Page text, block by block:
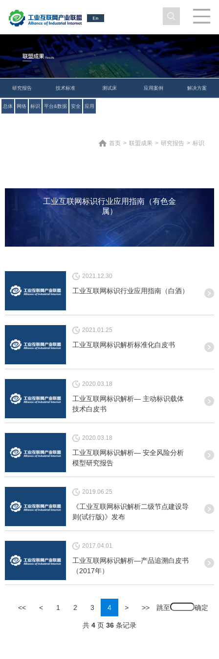
研究报告
总体 网络 标识 平台&数据 安全 应用
技术标准 测试床 应用案例 解决方案
首页 > 联盟成果 > 研究报告 > 标识
工业互联网标识行业应用指南（有色金
属）
2021.12.30
工业互联网标识行业应用指南（白酒）
2021.01.25
工业互联网标识解析标准化白皮书
2020.03.18
工业互联网标识解析— 主动标识载体
技术白皮书
2020.03.18
工业互联网标识解析— 安全风险分析
模型研究报告
2019.06.25
《工业互联网标识解析二级节点建设导
则(试行版)》发布
2017.04.01
工业互联网标识解析—产品追溯白皮书
（2017年）
<< < 1 2 3 4 > >> 跳至
共4 页 36条记录